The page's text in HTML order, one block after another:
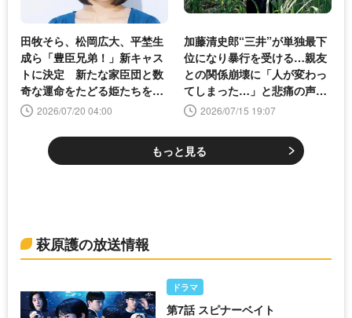
田牧そら、松岡広大、平埜生
成ら「豊臣兄弟！」新キャス
トに決定 新たな家臣団と数
奇な運命をたどる姫たちを一
挙公開2026/07/20 04:00
加藤清史郎“三井”が単独最下
位になり暴行を受ける…親友
との関係崩壊に「人が変わっ
てしまった…」と悲痛の声＜
スピナーベイト＞
2026/07/15 19:07
もっと見る
萩原護の放送情報
ドラマ
第7話 スピナーベイト